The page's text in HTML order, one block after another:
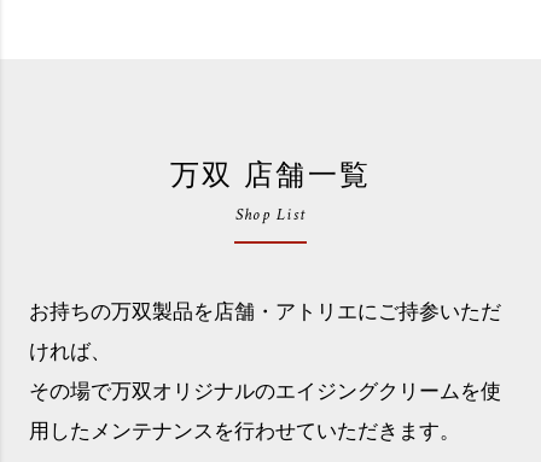
万双 店舗一覧
Shop List
お持ちの万双製品を店舗・アトリエにご持参いただ
ければ、
その場で万双オリジナルのエイジングクリームを使
用したメンテナンスを行わせていただきます。